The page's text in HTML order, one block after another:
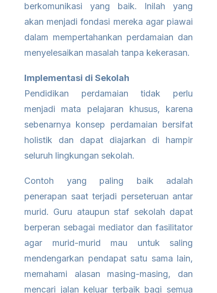
berkomunikasi yang baik. Inilah yang
akan menjadi fondasi mereka agar piawai
dalam mempertahankan perdamaian dan
menyelesaikan masalah tanpa kekerasan.
Implementasi di Sekolah
Pendidikan perdamaian tidak perlu
menjadi mata pelajaran khusus, karena
sebenarnya konsep perdamaian bersifat
holistik dan dapat diajarkan di hampir
seluruh lingkungan sekolah.
Contoh yang paling baik adalah
penerapan saat terjadi perseteruan antar
murid. Guru ataupun staf sekolah dapat
berperan sebagai mediator dan fasilitator
agar murid-murid mau untuk saling
mendengarkan pendapat satu sama lain,
memahami alasan masing-masing, dan
mencari jalan keluar terbaik bagi semua